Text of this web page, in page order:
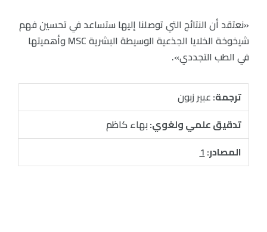
«نعتقد أن النتائج التي توصلنا إليها ستساعد في تحسين فهم
شيخوخة الخلايا الجذعية الوسيطة البشرية MSC وأهميتها
في الطب التجددي».
ترجمة:عبير زبون
تدقيق علمي ولغوي:بهاء كاظم
المصادر:1